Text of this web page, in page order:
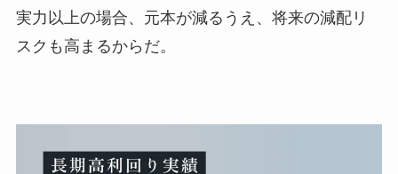
実力以上の場合、元本が減るうえ、将来の減配リ
スクも高まるからだ。